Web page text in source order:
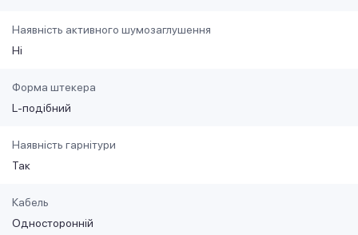
Наявність активного шумозаглушення
Ні
Форма штекера
L-подібний
Наявність гарнітури
Так
Кабель
Односторонній